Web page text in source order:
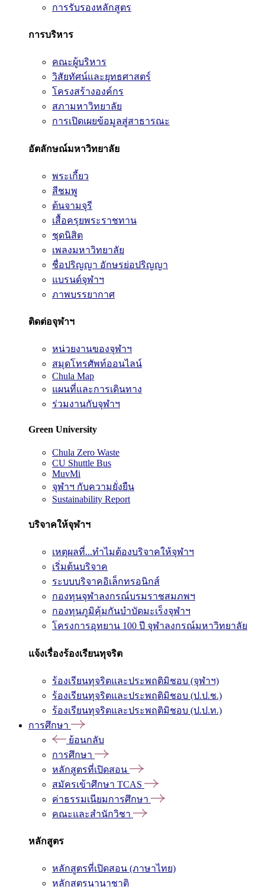
การรับรองหลักสูตร
การบริหาร
คณะผู้บริหาร
วิสัยทัศน์และยุทธศาสตร์
โครงสร้างองค์กร
สภามหาวิทยาลัย
การเปิดเผยข้อมูลสู่สาธารณะ
อัตลักษณ์มหาวิทยาลัย
พระเกี้ยว
สีชมพู
ต้นจามจุรี
เสื้อครุยพระราชทาน
ชุดนิสิต
เพลงมหาวิทยาลัย
ชื่อปริญญา อักษรย่อปริญญา
แบรนด์จุฬาฯ
ภาพบรรยากาศ
ติดต่อจุฬาฯ
หน่วยงานของจุฬาฯ
สมุดโทรศัพท์ออนไลน์
Chula Map
แผนที่และการเดินทาง
ร่วมงานกับจุฬาฯ
Green University
Chula Zero Waste
CU Shuttle Bus
MuvMi
จุฬาฯ กับความยั่งยืน
Sustainability Report
บริจาคให้จุฬาฯ
เหตุผลที่...ทำไมต้องบริจาคให้จุฬาฯ
เริ่มต้นบริจาค
ระบบบริจาคอิเล็กทรอนิกส์
กองทุนจุฬาลงกรณ์บรมราชสมภพฯ
กองทุนภูมิคุ้มกันบำบัดมะเร็งจุฬาฯ
โครงการอุทยาน 100 ปี จุฬาลงกรณ์มหาวิทยาลัย
แจ้งเรื่องร้องเรียนทุจริต
ร้องเรียนทุจริตและประพฤติมิชอบ (จุฬาฯ)
ร้องเรียนทุจริตและประพฤติมิชอบ (ป.ป.ช.)
ร้องเรียนทุจริตและประพฤติมิชอบ (ป.ป.ท.)
การศึกษา
ย้อนกลับ
การศึกษา
หลักสูตรที่เปิดสอน
สมัครเข้าศึกษา TCAS
ค่าธรรมเนียมการศึกษา
คณะและสำนักวิชา
หลักสูตร
หลักสูตรที่เปิดสอน (ภาษาไทย)
หลักสูตรนานาชาติ